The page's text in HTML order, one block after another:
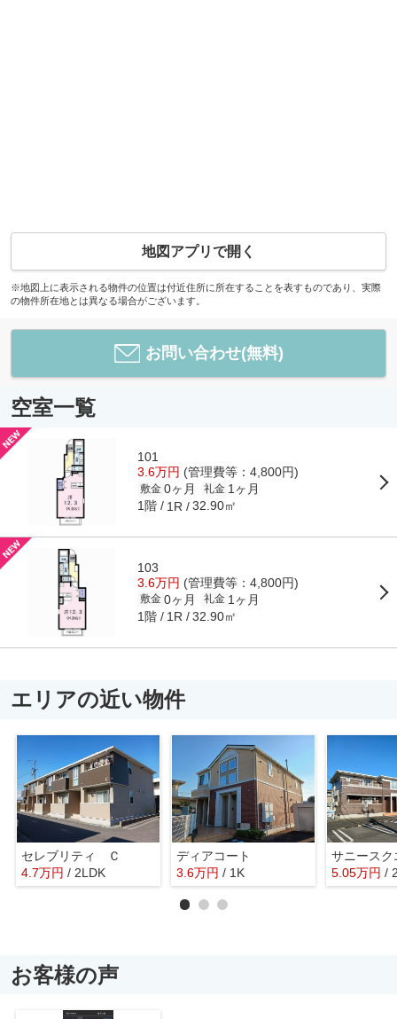
地図アプリで開く
※地図上に表示される物件の位置は付近住所に所在することを表すものであり、実際
の物件所在地とは異なる場合がございます。
お問い合わせ(無料)
空室一覧
101
3.6万円 (管理費等：4,800円)
敷金 0ヶ月 礼金 1ヶ月
1階 1R 32.90㎡
103
3.6万円 (管理費等：4,800円)
敷金 0ヶ月 礼金 1ヶ月
1階 1R 32.90㎡
エリアの近い物件
セレブリティ Ｃ
4.7万円 / 2LDK
ディアコート
3.6万円 / 1K
サニースク
5.05万円 /
お客様の声